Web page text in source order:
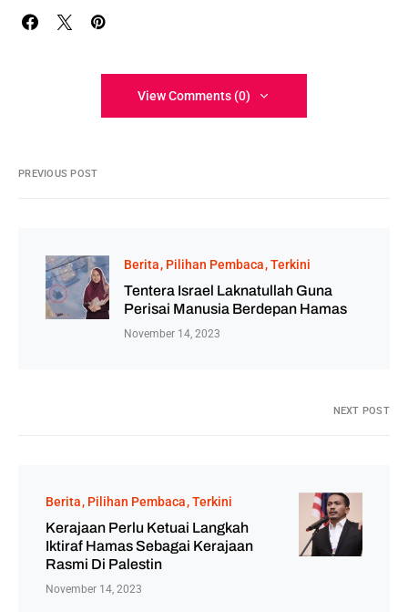
View Comments (0)
PREVIOUS POST
Berita Pilihan Pembaca Terkini
Tentera Israel Laknatullah Guna
Perisai Manusia Berdepan Hamas
November 14, 2023
NEXT POST
Berita Pilihan Pembaca Terkini
Kerajaan Perlu Ketuai Langkah
Iktiraf Hamas Sebagai Kerajaan
Rasmi Di Palestin
November 14, 2023